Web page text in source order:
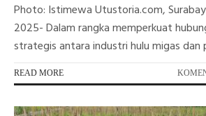
Photo: Istimewa Utustoria.com,
2025- Dalam rangka memperkuat
strategis antara industri hulu migas dan
READ MORE